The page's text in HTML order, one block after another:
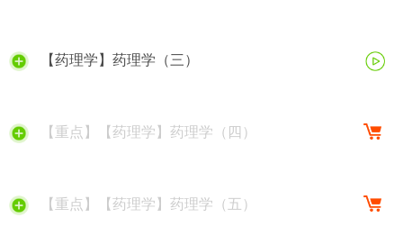
【药理学】药理学（三）
【重点】【药理学】药理学（四）
【重点】【药理学】药理学（五）